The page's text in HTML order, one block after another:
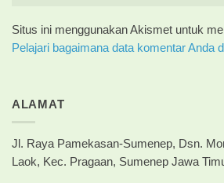
Situs ini menggunakan Akismet untuk
Pelajari bagaimana data komentar Anda
ALAMAT
Jl. Raya Pamekasan-Sumenep, Dsn.
Laok, Kec. Pragaan, Sumenep Jawa